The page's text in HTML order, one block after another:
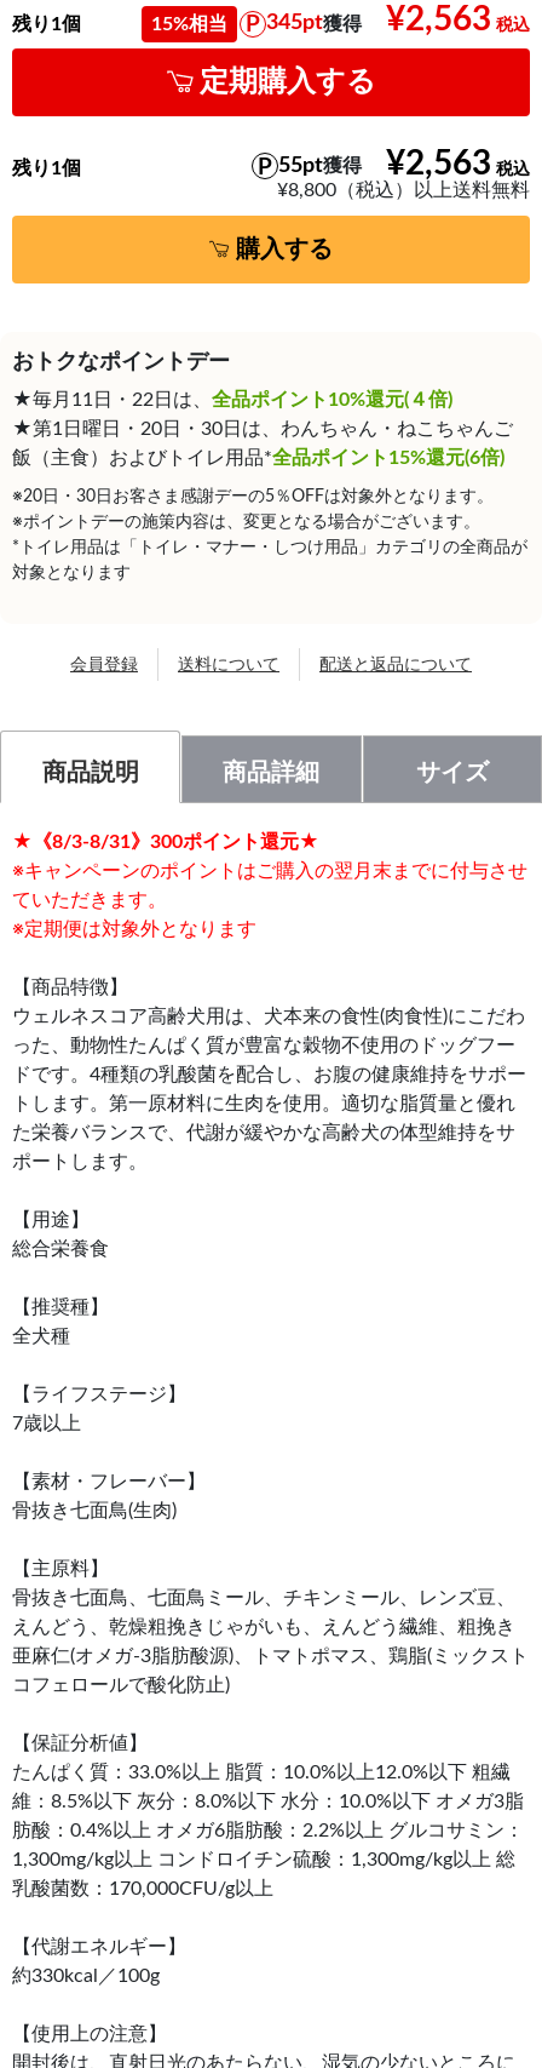
¥2,563
15%相当 345pt獲得
残り1個
定期購入する
¥2,563
55pt獲得
¥8,800（税込）以上送料無料
残り1個
購入する
おトクなポイントデー
★毎月11日・22日は、 全品ポイント10%還元(４倍)
★第1日曜日・20日・30日は、わんちゃん・ねこちゃんご
飯（主食）およびトイレ用品*全品ポイント15%還元(6倍)
※20日・30日お客さま感謝デーの5％OFFは対象外となります。
※ポイントデーの施策内容は、変更となる場合がございます。
*トイレ用品は「トイレ・マナー・しつけ用品」カテゴリの全商品が
対象となります
会員登録 送料について 配送と返品について
商品説明 商品詳細 サイズ
★《8/3-8/31》300ポイント還元★
※キャンペーンのポイントはご購入の翌月末までに付与させ
ていただきます。
※定期便は対象外となります
【商品特徴】
ウェルネスコア高齢犬用は、犬本来の食性(肉食性)にこだわ
った、動物性たんぱく質が豊富な穀物不使用のドッグフー
ドです。4種類の乳酸菌を配合し、お腹の健康維持をサポー
トします。第一原材料に生肉を使用。適切な脂質量と優れ
た栄養バランスで、代謝が緩やかな高齢犬の体型維持をサ
ポートします。
【用途】
総合栄養食
【推奨種】
全犬種
【ライフステージ】
7歳以上
【素材・フレーバー】
骨抜き七面鳥(生肉)
【主原料】
骨抜き七面鳥、七面鳥ミール、チキンミール、レンズ豆、
えんどう、乾燥粗挽きじゃがいも、えんどう繊維、粗挽き
亜麻仁(オメガ-3脂肪酸源)、トマトポマス、鶏脂(ミックスト
コフェロールで酸化防止)
【保証分析値】
たんぱく質：33.0%以上 脂質：10.0%以上12.0%以下 粗繊
維：8.5%以下 灰分：8.0%以下 水分：10.0%以下 オメガ3脂
肪酸：0.4%以上 オメガ6脂肪酸：2.2%以上 グルコサミン：
1,300mg/kg以上 コンドロイチン硫酸：1,300mg/kg以上 総
乳酸菌数：170,000CFU/g以上
【代謝エネルギー】
約330kcal／100g
【使用上の注意】
開封後は、直射日光のあたらない、湿気の少ないところに